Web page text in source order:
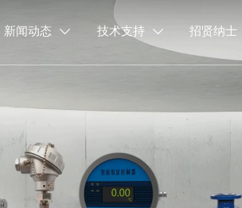
新闻动态  技术支持  招贤纳士